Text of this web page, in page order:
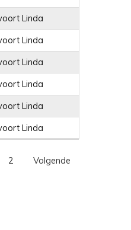
Linda
Linda
Linda
Linda
Linda
Linda
2 Volgende